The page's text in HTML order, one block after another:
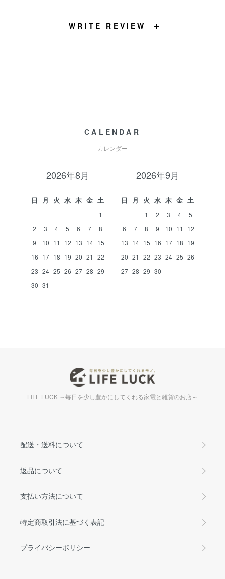
WRITE REVIEW
CALENDAR
カレンダー
2026年8月
日 月 火 水 木 金 土
1
2
3 4 5 6 7
8
9
10 11 12 13 14 15
16 17 18 19 20 21 22
23 24 25 26 27 28 29
30 31
2026年9月
日 月 火 水 木 金 土
1 2 3 4
5
6
7 8 9 10 11
12
13 14 15 16 17 18 19
20 21 22 23 24 25 26
27 28 29 30
LIFE LUCK ～毎日を少し豊かにしてくれる家電と雑貨のお店～
配送・送料について
返品について
支払い方法について
特定商取引法に基づく表記
プライバシーポリシー